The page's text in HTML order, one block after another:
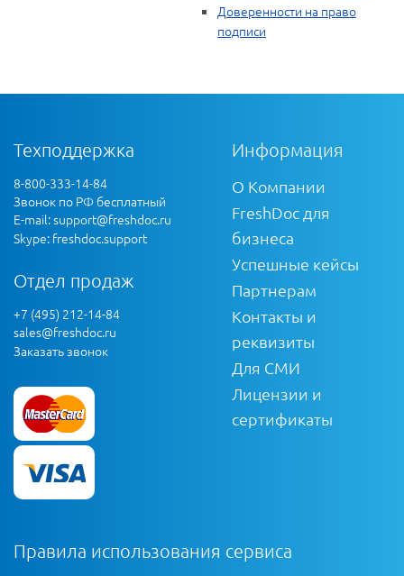
Доверенности на право
подписи
Техподдержка
8-800-333-14-84
Звонок по РФ бесплатный
E-mail:support@freshdoc.ru
Skype: freshdoc.support
Отдел продаж
+7 (495) 212-14-84
sales@freshdoc.ru
Заказать звонок
Информация
О Компании
FreshDoc для
бизнеса
Успешные кейсы
Партнерам
Контакты и
реквизиты
Для СМИ
Лицензии и
сертификаты
Правила использования сервиса